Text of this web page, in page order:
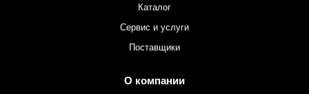
Каталог
Сервис и услуги
Поставщики
О компании